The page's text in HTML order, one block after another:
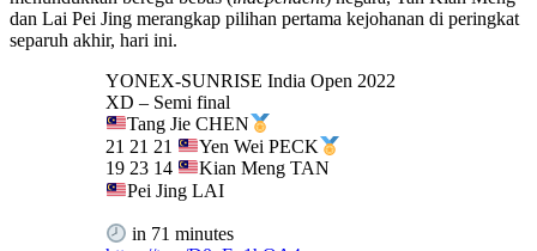
dan Lai Pei Jing merangkap pilihan pertama kejohanan di peringkat
separuh akhir, hari ini.
YONEX-SUNRISE India Open 2022
XD – Semi final
Tang Jie CHEN
21 21 21
Yen Wei PECK
19 23 14
Kian Meng TAN
Pei Jing LAI
in 71 minutes